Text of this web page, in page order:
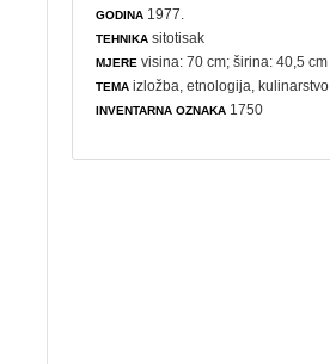
GODINA 1977.
TEHNIKA sitotisak
MJERE visina: 70 cm; širina: 40,5 cm
TEMA izložba ,etnologija ,kulinarstvo
INVENTARNA OZNAKA 1750